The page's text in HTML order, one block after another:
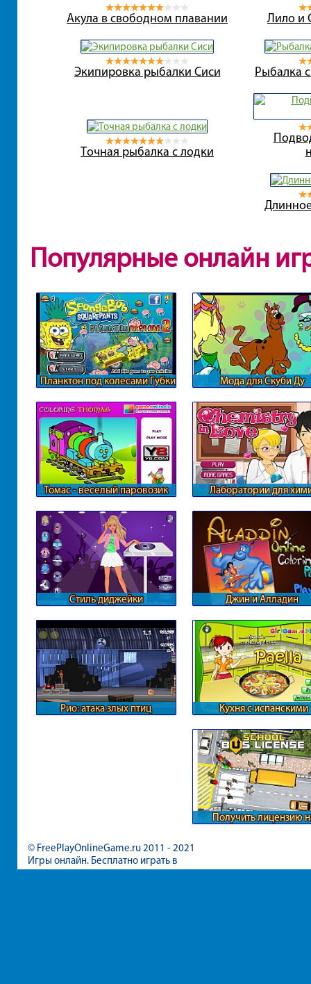
Акула в свободном плавании Лило и
Экипировка рыбалки Сиси Рыбалка
Точная рыбалка с лодки
Популярные онлайн
Планктон под колесами Губки
Мода для Скуби Ду
Томас - веселый паровозик
Лаборатории для
Стиль диджейки Джин и Алладин
Рио: атака злых птиц
Кухня с испанскими
Получить лицензию
© FreePlayOnlineGame.ru 2011 - 2021
Игры онлайн. Бесплатно играть в
игры для девочек и мальчиков